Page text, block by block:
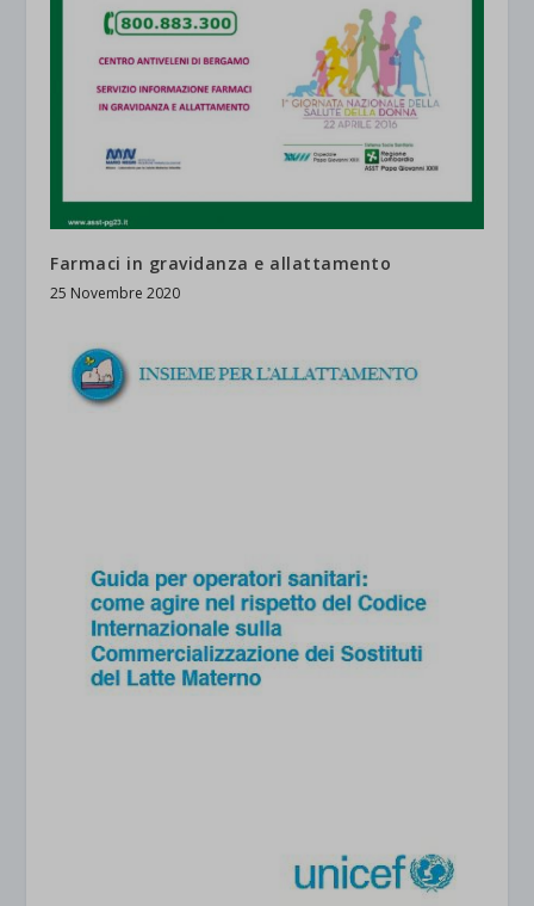
Farmaci in gravidanza e allattamento
25 Novembre 2020